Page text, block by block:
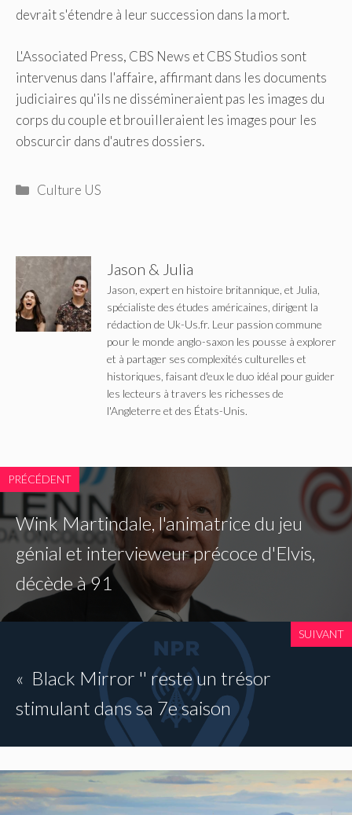
devrait s'étendre à leur succession dans la mort.
L'Associated Press, CBS News et CBS Studios sont
intervenus dans l'affaire, affirmant dans les documents
judiciaires qu'ils ne dissémineraient pas les images du
corps du couple et brouilleraient les images pour les
obscurcir dans d'autres dossiers.
Catégories
Culture US
Jason & Julia
Jason, expert en histoire britannique, et Julia,
spécialiste des études américaines, dirigent la
rédaction de Uk-Us.fr. Leur passion commune
pour le monde anglo-saxon les pousse à explorer
et à partager ses complexités culturelles et
historiques, faisant d'eux le duo idéal pour guider
les lecteurs à travers les richesses de
l'Angleterre et des États-Unis.
PRÉCÉDENT
Wink Martindale, l'animatrice du jeu
génial et intervieweur précoce d'Elvis,
décède à 91
SUIVANT
« Black Mirror '' reste un trésor
stimulant dans sa 7e saison